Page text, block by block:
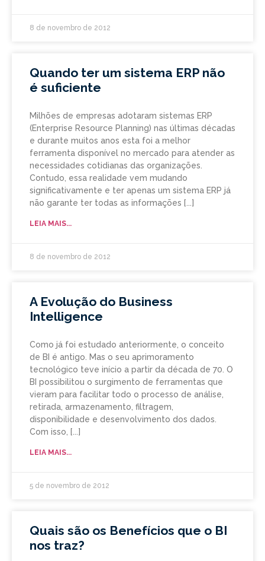
8 de novembro de 2012
Quando ter um sistema ERP não
é suficiente
Milhões de empresas adotaram sistemas ERP
(Enterprise Resource Planning) nas últimas décadas
e durante muitos anos esta foi a melhor
ferramenta disponível no mercado para atender as
necessidades cotidianas das organizações.
Contudo, essa realidade vem mudando
significativamente e ter apenas um sistema ERP já
não garante ter todas as informações
LEIA MAIS...
8 de novembro de 2012
A Evolução do Business
Intelligence
Como já foi estudado anteriormente, o conceito
de BI é antigo. Mas o seu aprimoramento
tecnológico teve início a partir da década de 70. O
BI possibilitou o surgimento de ferramentas que
vieram para facilitar todo o processo de análise,
retirada, armazenamento, filtragem,
disponibilidade e desenvolvimento dos dados.
Com isso,
LEIA MAIS...
5 de novembro de 2012
Quais são os Benefícios que o BI
nos traz?